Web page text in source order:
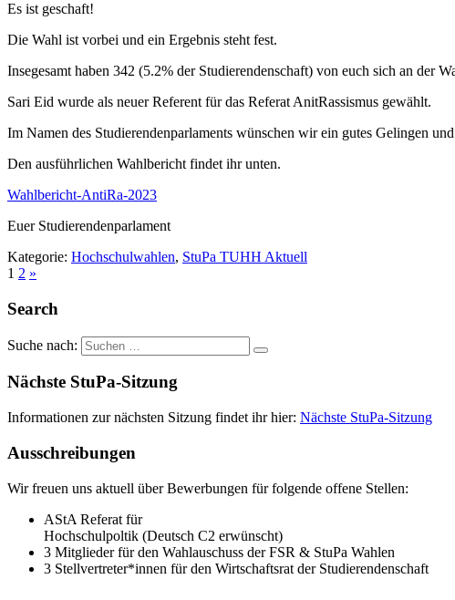
Es ist geschaft!
Die Wahl ist vorbei und ein Ergebnis steht fest.
Insegesamt haben 342 (5.2% der Studierendenschaft) von euch sich an der
Sari Eid wurde als neuer Referent für das Referat AnitRassismus gewählt.
Im Namen des Studierendenparlaments wünschen wir ein gutes Gelingen
Den ausführlichen Wahlbericht findet ihr unten.
Wahlbericht-AntiRa-2023
Euer Studierendenparlament
Kategorie: Hochschulwahlen, StuPa TUHH Aktuell
1 2 »
Search
Suche nach:
Nächste StuPa-Sitzung
Informationen zur nächsten Sitzung findet ihr hier: Nächste StuPa-Sitzung
Ausschreibungen
Wir freuen uns aktuell über Bewerbungen für folgende offene Stellen:
AStA Referat für
Hochschulpoltik (Deutsch C2 erwünscht)
3 Mitglieder für den Wahlauschuss der FSR & StuPa Wahlen
3 Stellvertreter*innen für den Wirtschaftsrat der Studierendenschaft